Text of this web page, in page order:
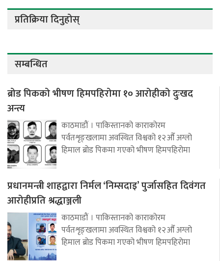
प्रतिक्रिया दिनुहोस्
सम्बन्धित
ब्रोड पिकको भीषण हिमपहिरोमा १० आरोहीको दुःखद
अन्त्य
काठमाडौं । पाकिस्तानको काराकोरम
पर्वतशृङ्खलामा अवस्थित विश्वको १२औँ अग्लो
हिमाल ब्रोड पिकमा गएको भीषण हिमपहिरोमा
प्रधानमन्त्री शाहद्वारा निर्मल ‘निम्सदाइ’ पुर्जासहित दिवंगत
आरोहीप्रति श्रद्धाञ्जली
काठमाडौं । पाकिस्तानको काराकोरम
पर्वतशृङ्खलामा अवस्थित विश्वको १२औँ अग्लो
हिमाल ब्रोड पिकमा गएको भीषण हिमपहिरोमा